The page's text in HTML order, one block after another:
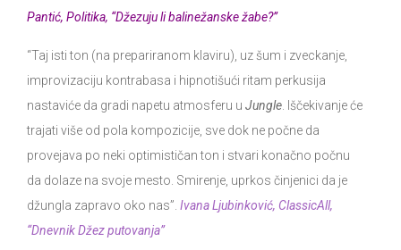
Pantić, Politika, “Džezuju li balinežanske žabe?”
“Taj isti ton (na prepariranom klaviru), uz šum i zveckanje,
improvizaciju kontrabasa i hipnotišući ritam perkusija
nastaviće da gradi napetu atmosferu u Jungle . Iščekivanje će
trajati više od pola kompozicije, sve dok ne počne da
provejava po neki optimističan ton i stvari konačno počnu
da dolaze na svoje mesto. Smirenje, uprkos činjenici da je
džungla zapravo oko nas”. Ivana Ljubinković, ClassicAll,
“Dnevnik Džez putovanja”